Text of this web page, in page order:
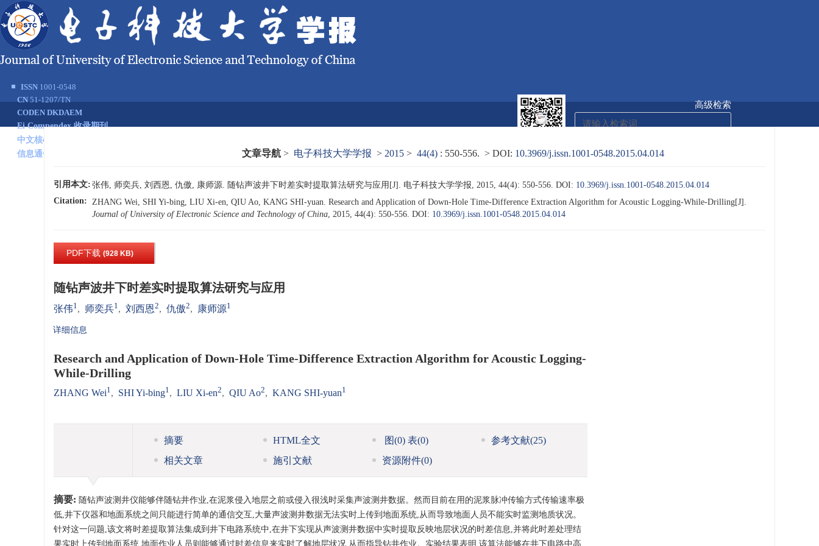
ISSN 1001-0548
CN51-1207/TN
CODEN DKDAEM
Ei Compendex 收录期刊
中文核心期刊
信息通信领域T1级期刊
高级检索
文章导航> 电子科技大学学报 > 2015> 44(4) : 550-556. > DOI: 10.3969/j.issn.1001-0548.2015.04.014
引用本文: 张伟, 师奕兵, 刘西恩, 仇傲, 康师源. 随钻声波井下时差实时提取算法研究与应用[J]. 电子科技大学学报, 2015, 44(4): 550-556. DOI: 10.3969/j.issn.1001-0548.2015.04.014
Citation: ZHANG Wei, SHI Yi-bing, LIU Xi-en, QIU Ao, KANG SHI-yuan. Research and Application of Down-Hole Time-Difference Extraction Algorithm for Acoustic Logging-While-Drilling[J].
Journal of University of Electronic Science and Technology of China, 2015, 44(4): 550-556. DOI: 10.3969/j.issn.1001-0548.2015.04.014
PDF下载 (928 KB)
随钻声波井下时差实时提取算法研究与应用
张伟1, 师奕兵1, 刘西恩2, 仇傲2, 康师源1
详细信息
Research and Application of Down-Hole Time-Difference Extraction Algorithm for Acoustic Logging-
While-Drilling
ZHANG Wei1, SHI Yi-bing1, LIU Xi-en2, QIU Ao2, KANG SHI-yuan1
摘要 HTML全文 图(0) 表(0) 参考文献(25)
相关文章
施引文献 资源附件(0)
摘要: 随钻声波测井仪能够伴随钻井作业,在泥浆侵入地层之前或侵入很浅时采集声波测井数据。然而目前在用的泥浆脉冲传输方式传输速率极
低,井下仪器和地面系统之间只能进行简单的通信交互,大量声波测井数据无法实时上传到地面系统,从而导致地面人员不能实时监测地质状况。
针对这一问题,该文将时差提取算法集成到井下电路系统中,在井下实现从声波测井数据中实时提取反映地层状况的时差信息,并将此时差处理结
果实时上传到地面系统,地面作业人员则能够通过时差信息来实时了解地层状况,从而指导钻井作业。实验结果表明,该算法能够在井下电路中高